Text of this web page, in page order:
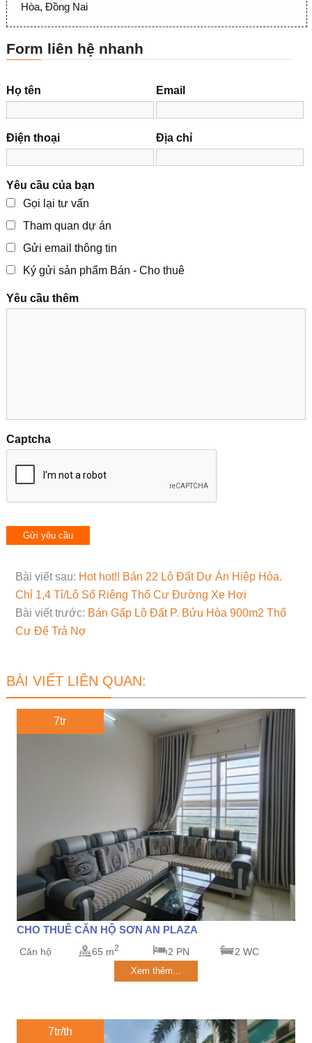
Hòa, Đồng Nai
Form liên hệ nhanh
Họ tên Email
Điện thoại Địa chỉ
Yêu cầu của bạn
Gọi lại tư vấn
Tham quan dự án
Gửi email thông tin
Ký gửi sản phẩm Bán - Cho thuê
Yêu cầu thêm
Captcha
Bài viết sau: Hot hot!! Bán 22 Lô Đất Dự Án Hiệp Hòa.
Chỉ 1,4 Tỉ/Lô Sổ Riêng Thổ Cư Đường Xe Hơi
Bài viết trước: Bán Gấp Lô Đất P. Bửu Hòa 900m2 Thổ
Cư Để Trả Nợ
BÀI VIẾT LIÊN QUAN:
7tr
CHO THUÊ CĂN HỘ SƠN AN PLAZA
Căn hộ 65 m2 2 PN 2 WC
Xem thêm...
7tr/th